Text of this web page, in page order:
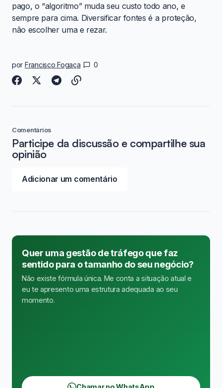
pago, o “algoritmo” muda seu custo todo ano, e
sempre para cima. Diversificar fontes é a proteção,
não escolher uma e rezar.
por Francisco Fogaça 0
Comentários
Participe da discussão e compartilhe sua
opinião
Adicionar um comentário
Quer uma gestão de tráfego que faz
sentido para o tamanho do seu negócio?
Não existe fórmula única. Me conta a situação atual e
eu te apresento uma estrutura adequada ao seu
momento.